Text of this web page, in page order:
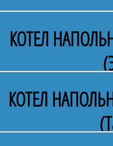
КОТЕЛ
КОТЕЛ